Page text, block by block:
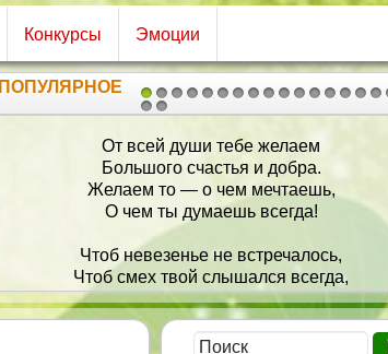
Конкурсы Эмоции
1 2
2021
ПОПУЛЯРНОЕ
От всей души тебе желаем
Большого счастья и добра.
Желаем то — о чем мечтаешь,
О чем ты думаешь всегда!
Чтоб невезенье не встречалось,
Чтоб смех твой слышался всегда,
Искрилась радость озорная,
Среди улыбок, солнца и тепла!